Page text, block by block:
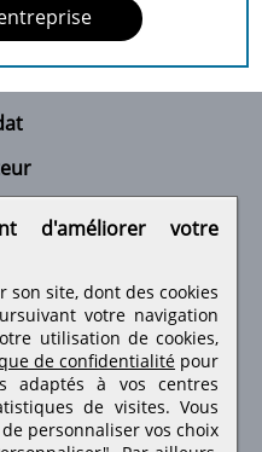
réseaux sociaux
d'améliorer votre
son site, dont des cookies
votre navigation
utilisation de cookies,
de confidentialité pour
adaptés à vos centres
de visites.Vous
personnaliser vos choix